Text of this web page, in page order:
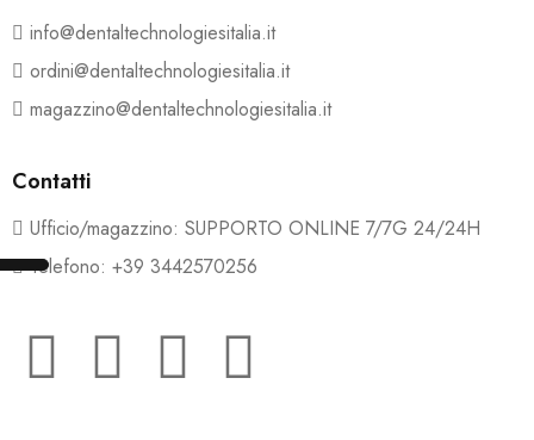
info@dentaltechnologiesitalia.it
ordini@dentaltechnologiesitalia.it
magazzino@dentaltechnologiesitalia.it
Contatti
Ufficio/magazzino: SUPPORTO ONLINE 7/7G 24/24H
Telefono: +39 3442570256